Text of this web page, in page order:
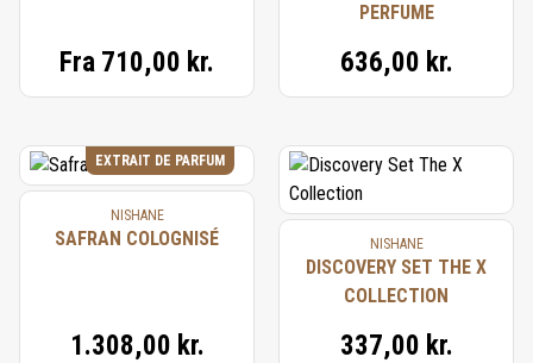
Fra 710,00 kr.
PERFUME
636,00 kr.
EXTRAIT DE PARFUM
NISHANE
SAFRAN COLOGNISÉ
1.308,00 kr.
NISHANE
DISCOVERY SET THE X
COLLECTION
337,00 kr.